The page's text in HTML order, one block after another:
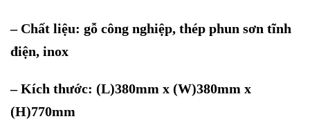
–Chất liệu: gỗ công nghiệp, thép phun sơn tĩnh
điện, inox
–Kích thước: (L)380mm x (W)380mm x
(H)770mm